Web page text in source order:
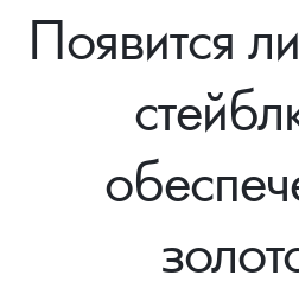
Инвестиционные монеты
Памятные монеты России и СССР
Монеты Царской России
Монеты стран мира после 1950г
Георгий Победоносец
Как сделать заказ
Доставка
Информация
Аналитика и события
Итоги 2025 года. Прогноз курсов
Появится